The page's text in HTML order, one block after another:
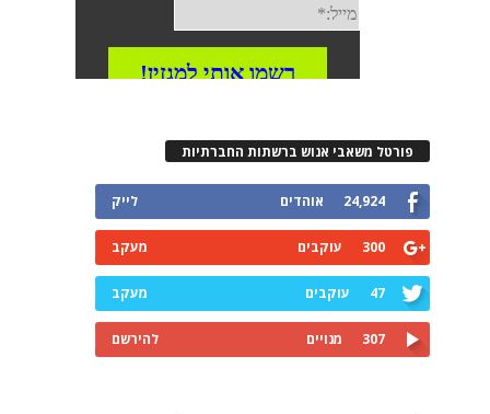
פורטל משאבי אנוש ברשתות החברתיות
24,924 אוהדים לייק
300 עוקבים מעקב
47 עוקבים מעקב
307 מנויים להירשם